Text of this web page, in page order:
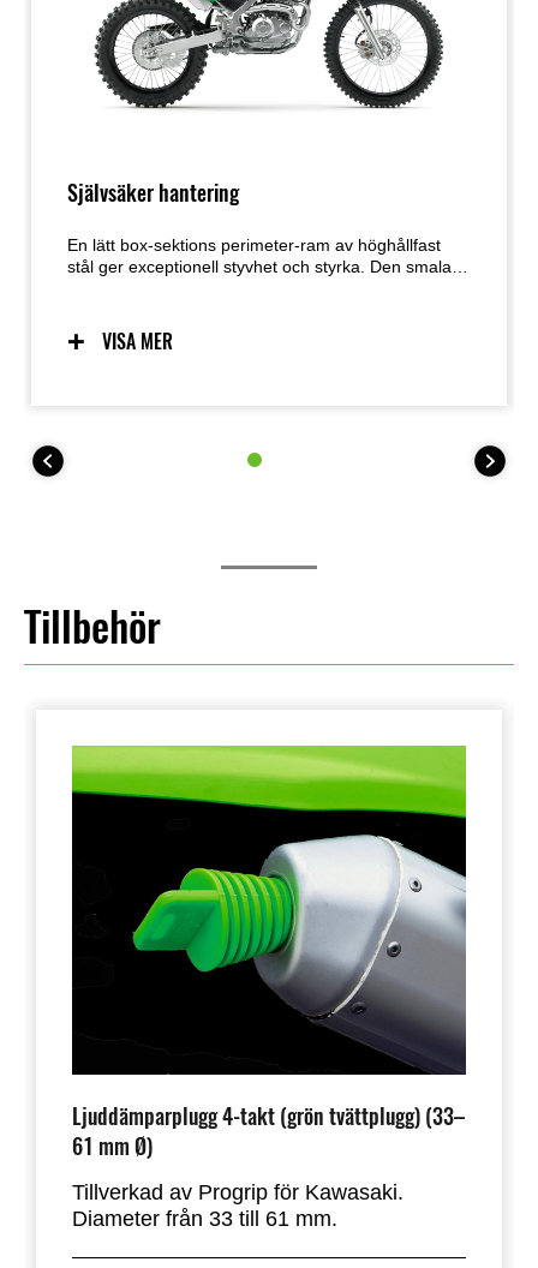
Självsäker hantering
En lätt box-sektions perimeter-ram av höghållfast
stål ger exceptionell styvhet och styrka. Den smala
högpresterande fjädringen och det lätta chassit en
hantering som inger självförtroende.
bak) och 315 mm markfrigång.
VISA MER
Tillbehör
Ljuddämparplugg 4-takt (grön tvättplugg) (33–
61 mm Ø)
Tillverkad av Progrip för Kawasaki.
Diameter från 33 till 61 mm.